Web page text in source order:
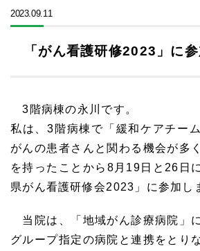
2023.09.11
「がん看護研修2023」に
3階病棟の永川です。
私は、3階病棟で「緩和ケアチー
がんの患者さんと関わる機会が多
を持ったことから8月19日と26日
県がん看護研修会2023」に参加し
当院は、「地域がん診療病院」
グループ指定の病院と連携をとり